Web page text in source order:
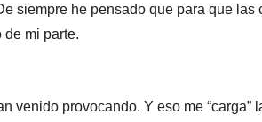
siempre he pensado que para que
de mi parte.
venido provocando. Y eso me